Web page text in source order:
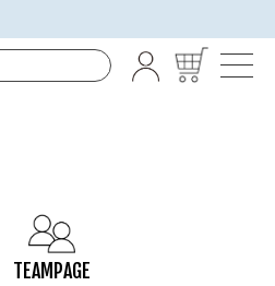
TEAMPAGE